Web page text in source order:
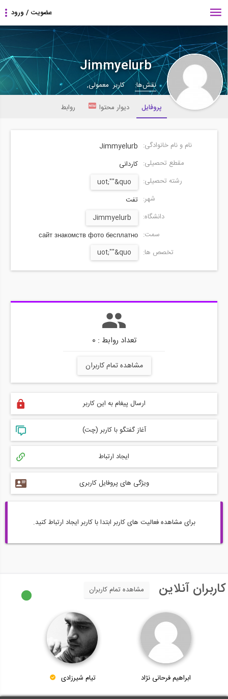
Jimmyelurb
نقش‌ها:
کاربر معمولی,
پروفایل
دیوار محتوا روابط
نام و نام خانوادگی: Jimmyelurb
مقطع تحصیلی: کاردانی
رشته تحصیلی:
uot;""&quo
شهر: تفت
دانشگاه:
Jimmyelurb
سمت: сайт знакомств фото бесплатно
تخصص ها:
uot;""&quo
تعداد روابط : 0
مشاهده تمام کاربران
ارسال پیغام به این کاربر
آغاز گفتگو با کاربر (چت)
ایجاد ارتباط
ویژگی های پروفایل کاربری
برای مشاهده فعالیت های کاربر ابتدا با کاربر ایجاد ارتباط کنید.
کاربران آنلاین مشاهده تمام کاربران
ابراهیم فرحانی نژاد تیام شیرزادی